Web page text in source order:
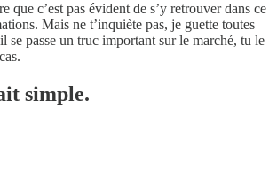
que c’est pas évident de s’y retrouver dans ce
Mais ne t’inquiète pas, je guette toutes
se passe un truc important sur le marché, tu le
simple.